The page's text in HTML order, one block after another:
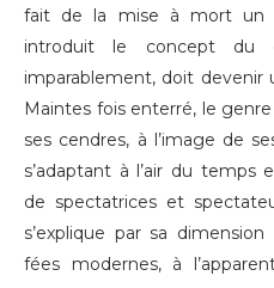
fait de la mise à mort un
introduit le concept du
imparablement, doit devenir
Maintes fois enterré, le
ses cendres, à l’image de
s’adaptant à l’air du temps
de spectatrices et
s’explique par sa
fées modernes, à